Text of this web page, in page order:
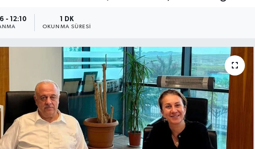
- 12:10 1 DK
OKUNMA SÜRESI